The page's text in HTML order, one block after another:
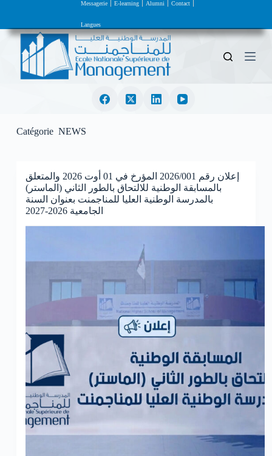
s
Messagerie E-learning Alumni Contact
Langues
Catégorie NEWS
إعلان رقم 2026/001 المؤرخ في 01 أوت 2026 والمتعلق
بالمسابقة الوطنية للالتحاق بالطور الثاني (الماستر)
بالمدرسة الوطنية العليا للمناجمنت بعنوان السنة
الجامعية 2026-2027